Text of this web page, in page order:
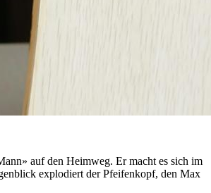
auf den Heimweg. Er macht es sich im
explodiert der Pfeifenkopf, den Max